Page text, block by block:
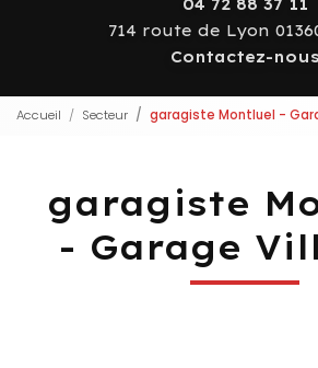
04 72 88 37 11
714 route de Lyon
Contactez-nous
Accueil Secteur garagiste Montluel -
garagiste
- Garage